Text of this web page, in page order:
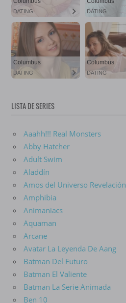
LISTA DE SERIES
Aaahh!!! Real Monsters
Abby Hatcher
Adult Swim
Aladdín
Amos del Universo Revelación
Amphibia
Animaniacs
Aquaman
Arcane
Avatar La Leyenda De Aang
Batman Del Futuro
Batman El Valiente
Batman La Serie Animada
Ben 10